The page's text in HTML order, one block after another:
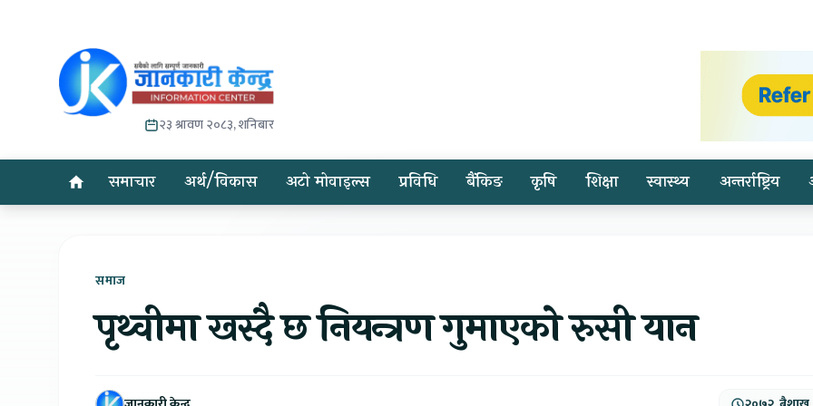
२३ श्रावण २०८३, शनिबार
समाचार अर्थ/विकास अटो मोवाइल्स प्रविधि बैंकिङ कृषि शिक्षा स्वास्थ्य अन्तर्राष्ट्रिय
समाज
पृथ्वीमा खस्दै छ नियन्त्रण गुमाएको रुसी यान